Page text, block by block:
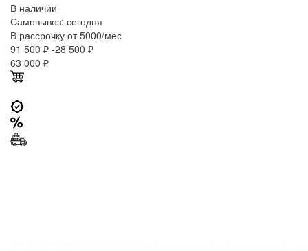
В наличии
Самовывоз: сегодня
В рассрочку от 5000/мес
91 500 ₽ -28 500 ₽
63 000 ₽